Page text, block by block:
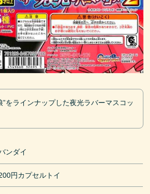
”をラインナップした夜光ラバーマスコッ
ンダイ
円カプセルトイ